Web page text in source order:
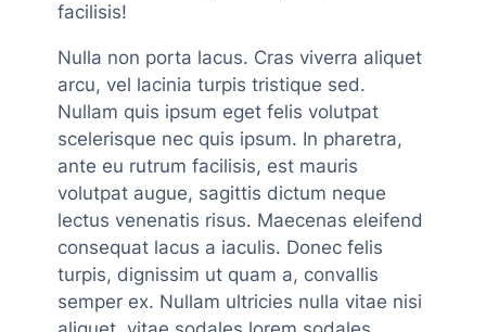
facilisis!
Nulla non porta lacus. Cras viverra aliquet
arcu, vel lacinia turpis tristique sed.
Nullam quis ipsum eget felis volutpat
scelerisque nec quis ipsum. In pharetra,
ante eu rutrum facilisis, est mauris
volutpat augue, sagittis dictum neque
lectus venenatis risus. Maecenas eleifend
consequat lacus a iaculis. Donec felis
turpis, dignissim ut quam a, convallis
semper ex. Nullam ultricies nulla vitae nisi